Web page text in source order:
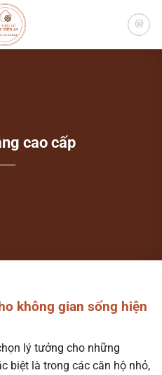
cao cấp
không gian sống hiện
lý tưởng cho những
biệt là trong các căn hộ nhỏ,